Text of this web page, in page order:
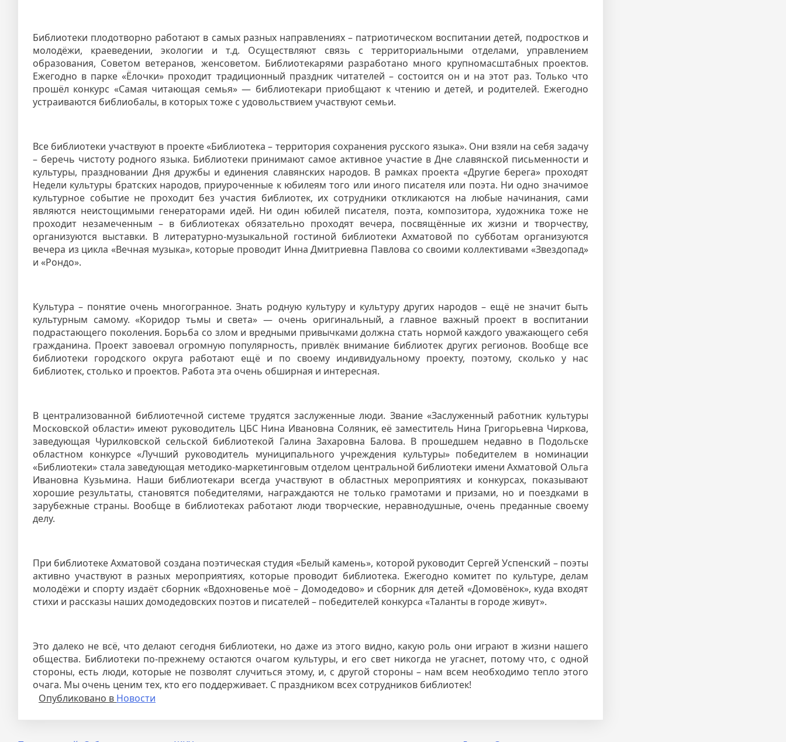
Библиотеки плодотворно работают в самых разных направлениях – патриотическом воспитании детей, подростков и
молодёжи, краеведении, экологии и т.д. Осуществляют связь с территориальными отделами, управлением
образования, Советом ветеранов, женсоветом. Библиотекарями разработано много крупномасштабных проектов.
Ежегодно в парке «Ёлочки» проходит традиционный праздник читателей – состоится он и на этот раз. Только что
прошёл конкурс «Самая читающая семья» — библиотекари приобщают к чтению и детей, и родителей. Ежегодно
устраиваются библиобалы, в которых тоже с удовольствием участвуют семьи.
Все библиотеки участвуют в проекте «Библиотека – территория сохранения русского языка». Они взяли на себя задачу
– беречь чистоту родного языка. Библиотеки принимают самое активное участие в Дне славянской письменности и
культуры, праздновании Дня дружбы и единения славянских народов. В рамках проекта «Другие берега» проходят
Недели культуры братских народов, приуроченные к юбилеям того или иного писателя или поэта. Ни одно значимое
культурное событие не проходит без участия библиотек, их сотрудники откликаются на любые начинания, сами
являются неистощимыми генераторами идей. Ни один юбилей писателя, поэта, композитора, художника тоже не
проходит незамеченным – в библиотеках обязательно проходят вечера, посвящённые их жизни и творчеству,
организуются выставки. В литературно-музыкальной гостиной библиотеки Ахматовой по субботам организуются
вечера из цикла «Вечная музыка», которые проводит Инна Дмитриевна Павлова со своими коллективами «Звездопад»
и «Рондо».
Культура – понятие очень многогранное. Знать родную культуру и культуру других народов – ещё не значит быть
культурным самому. «Коридор тьмы и света» — очень оригинальный, а главное важный проект в воспитании
подрастающего поколения. Борьба со злом и вредными привычками должна стать нормой каждого уважающего себя
гражданина. Проект завоевал огромную популярность, привлёк внимание библиотек других регионов. Вообще все
библиотеки городского округа работают ещё и по своему индивидуальному проекту, поэтому, сколько у нас
библиотек, столько и проектов. Работа эта очень обширная и интересная.
В централизованной библиотечной системе трудятся заслуженные люди. Звание «Заслуженный работник культуры
Московской области» имеют руководитель ЦБС Нина Ивановна Соляник, её заместитель Нина Григорьевна Чиркова,
заведующая Чурилковской сельской библиотекой Галина Захаровна Балова. В прошедшем недавно в Подольске
областном конкурсе «Лучший руководитель муниципального учреждения культуры» победителем в номинации
«Библиотеки» стала заведующая методико-маркетинговым отделом центральной библиотеки имени Ахматовой Ольга
Ивановна Кузьмина. Наши библиотекари всегда участвуют в областных мероприятиях и конкурсах, показывают
хорошие результаты, становятся победителями, награждаются не только грамотами и призами, но и поездками в
зарубежные страны. Вообще в библиотеках работают люди творческие, неравнодушные, очень преданные своему
делу.
При библиотеке Ахматовой создана поэтическая студия «Белый камень», которой руководит Сергей Успенский – поэты
активно участвуют в разных мероприятиях, которые проводит библиотека. Ежегодно комитет по культуре, делам
молодёжи и спорту издаёт сборник «Вдохновенье моё – Домодедово» и сборник для детей «Домовёнок», куда входят
стихи и рассказы наших домодедовских поэтов и писателей – победителей конкурса «Таланты в городе живут».
Это далеко не всё, что делают сегодня библиотеки, но даже из этого видно, какую роль они играют в жизни нашего
общества. Библиотеки по-прежнему остаются очагом культуры, и его свет никогда не угаснет, потому что, с одной
стороны, есть люди, которые не позволят случиться этому, и, с другой стороны – нам всем необходимо тепло этого
очага. Мы очень ценим тех, кто его поддерживает. С праздником всех сотрудников библиотек!
Опубликовано в Новости